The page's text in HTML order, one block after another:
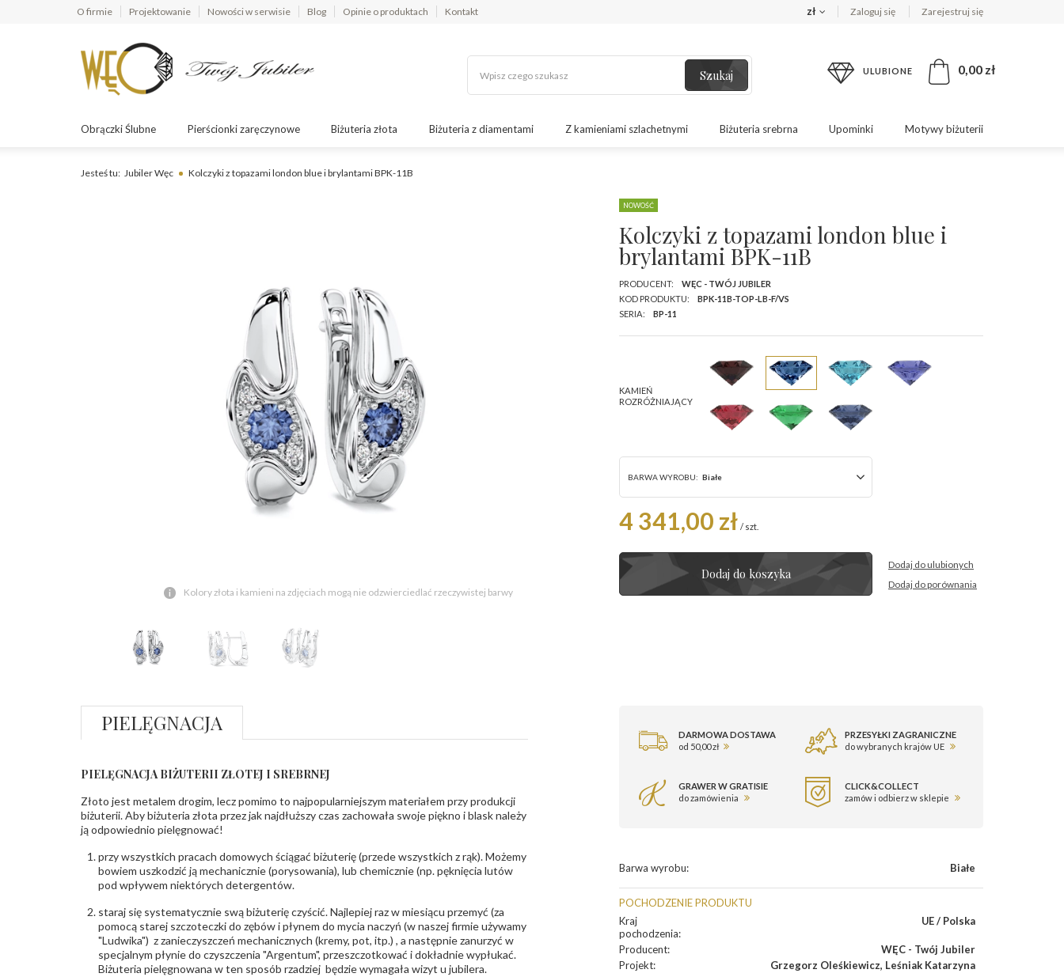
O firmie Projektowanie Nowości w serwisie Blog Opinie o produktach Kontakt zł Zaloguj się Zarejestruj się
Szukaj ULUBIONE 0,00 zł
Obrączki Ślubne Pierścionki zaręczynowe Biżuteria złota Biżuteria z diamentami Z kamieniami szlachetnymi Biżuteria srebrna Upominki Motywy biżuterii
Jesteś tu: Jubiler Węc Kolczyki z topazami london blue i brylantami BPK-11B
Kolory złota i kamieni na zdjęciach mogą nie odzwierciedlać rzeczywistej barwy
NOWOŚĆ
Kolczyki z topazami london blue i
brylantami BPK-11B
PRODUCENT:
WĘC - TWÓJ JUBILER
KOD PRODUKTU:
BPK-11B-TOP-LB-F/VS
SERIA:
BP-11
KAMIEŃ
ROZRÓŻNIAJĄCY
BARWA WYROBU: Białe
4 341,00 zł / szt.
Dodaj do koszyka
Dodaj do ulubionych
Dodaj do porównania
DARMOWA DOSTAWA
od 50,00 zł
PRZESYŁKI ZAGRANICZNE
do wybranych krajów UE
GRAWER W GRATISIE
do zamówienia
CLICK&COLLECT
zamów i odbierz w sklepie
Barwa wyrobu: Białe
POCHODZENIE PRODUKTU
Kraj
pochodzenia:
UE / Polska
Producent:
WĘC - Twój Jubiler
Projekt: Grzegorz Oleśkiewicz, Leśniak Katarzyna
PIELĘGNACJA
PIELĘGNACJA BIŻUTERII ZŁOTEJ I SREBRNEJ
Złoto jest metalem drogim, lecz pomimo to najpopularniejszym materiałem przy produkcji
biżuterii. Aby biżuteria złota przez jak najdłuższy czas zachowała swoje piękno i blask należy
ją odpowiednio pielęgnować!
przy wszystkich pracach domowych ściągać biżuterię (przede wszystkich z rąk). Możemy
bowiem uszkodzić ją mechanicznie (porysowania), lub chemicznie (np. pęknięcia lutów
pod wpływem niektórych detergentów.
staraj się systematycznie swą biżuterię czyścić. Najlepiej raz w miesiącu przemyć (za
pomocą starej szczoteczki do zębów i płynem do mycia naczyń (w naszej firmie używamy
"Ludwika") z zanieczyszczeń mechanicznych (kremy, pot, itp.) , a następnie zanurzyć w
specjalnym płynie do czyszczenia "Argentum", przeszczotkować i dokładnie wypłukać.
Biżuteria pielęgnowana w ten sposób rzadziej będzie wymagała wizyt u jubilera.